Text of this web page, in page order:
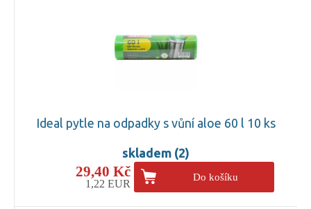
Ideal pytle na odpadky s vůní aloe 60 l 10 ks
skladem (2)
29,40 Kč
1,22 EUR
Do košíku